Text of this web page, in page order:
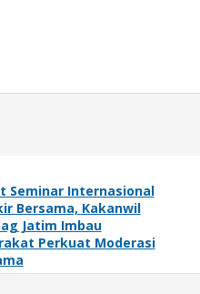
Seminar Internasional
Bersama, Kakanwil
Jatim Imbau
Perkuat Moderasi